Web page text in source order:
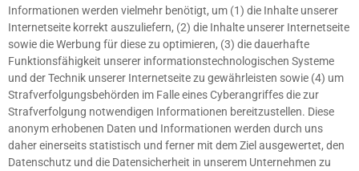
Informationen werden vielmehr benötigt, um (1) die Inhalte unserer
Internetseite korrekt auszuliefern, (2) die Inhalte unserer Internetseite
sowie die Werbung für diese zu optimieren, (3) die dauerhafte
Funktionsfähigkeit unserer informationstechnologischen Systeme
und der Technik unserer Internetseite zu gewährleisten sowie (4) um
Strafverfolgungsbehörden im Falle eines Cyberangriffes die zur
Strafverfolgung notwendigen Informationen bereitzustellen. Diese
anonym erhobenen Daten und Informationen werden durch uns
daher einerseits statistisch und ferner mit dem Ziel ausgewertet, den
Datenschutz und die Datensicherheit in unserem Unternehmen zu